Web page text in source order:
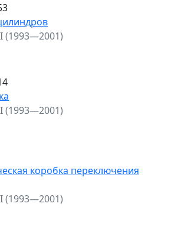
(1993—2001)
(1993—2001)
коробка переключения
(1993—2001)